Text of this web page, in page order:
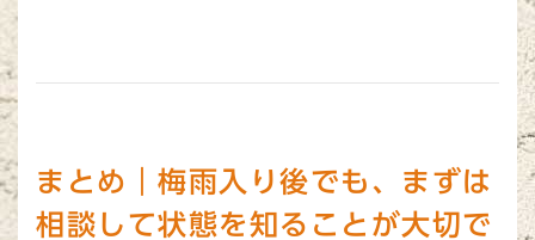
まとめ｜梅雨入り後でも、まずは
相談して状態を知ることが大切で